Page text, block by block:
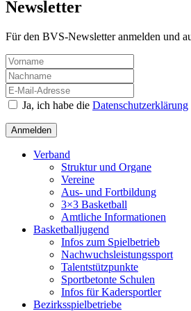
Newsletter
Für den BVS-Newsletter anmelden und
Ja, ich habe die Datenschutzerklärung
Verband
Struktur und Organe
Vereine
Aus- und Fortbildung
3×3 Basketball
Amtliche Informationen
Basketballjugend
Infos zum Spielbetrieb
Nachwuchsleistungssport
Talentstützpunkte
Sportbetonte Schulen
Infos für Kadersportler
Bezirksspielbetriebe